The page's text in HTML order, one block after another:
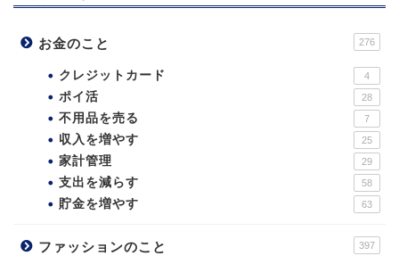
お金のこと 276
クレジットカード 4
ポイ活 28
不用品を売る 7
収入を増やす 25
家計管理 29
支出を減らす 58
貯金を増やす 63
ファッションのこと 397